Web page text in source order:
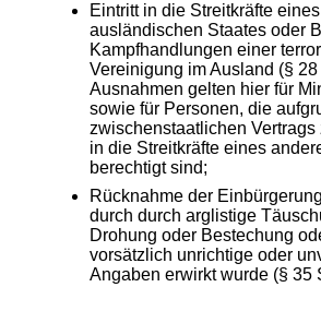
Eintritt in die Streitkräfte eines
ausländischen Staates oder
Kampfhandlungen einer
Vereinigung im Ausland (§ 28
Ausnahmen gelten hier für
sowie für Personen, die
zwischenstaatlichen Vertrags
in die Streitkräfte eines
berechtigt sind;
Rücknahme der
durch durch arglistige
Drohung oder Bestechung
vorsätzlich unrichtige oder
Angaben erwirkt wurde (§ 35